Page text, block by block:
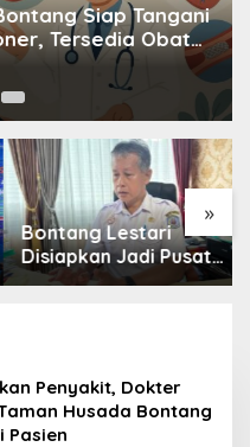
Siap Tangani
Tersedia Obat
»
Bontang Lestari
Disiapkan Jadi Pusat
Industri Baru, 18
Penyakit, Dokter
Husada Bontang
Pasien